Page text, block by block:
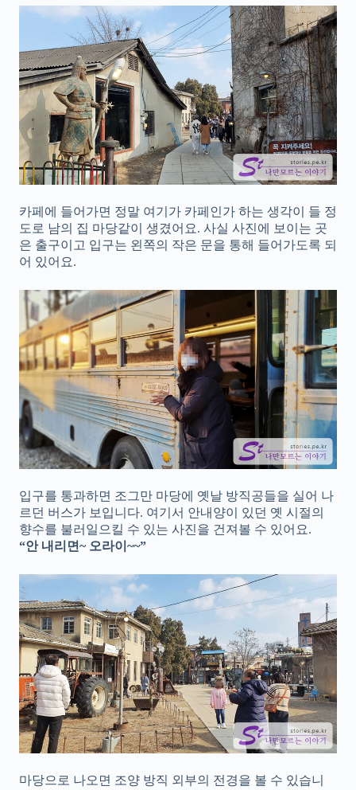
카페에 들어가면 정말 여기가 카페인가 하는 생각이 들 정
도로 남의 집 마당같이 생겼어요. 사실 사진에 보이는 곳
은 출구이고 입구는 왼쪽의 작은 문을 통해 들어가도록 되
어 있어요.
입구를 통과하면 조그만 마당에 옛날 방직공들을 실어 나
르던 버스가 보입니다. 여기서 안내양이 있던 옛 시절의
향수를 불러일으킬 수 있는 사진을 건져볼 수 있어요.
“안 내리면~ 오라이~~”
마당으로 나오면 조양 방직 외부의 전경을 볼 수 있습니